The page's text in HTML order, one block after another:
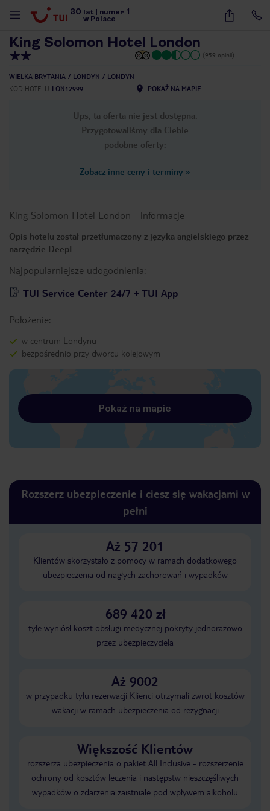
30 lat numer 1
w Polsce
19
King Solomon Hotel London
(959 opinii)
WIELKA BRYTANIA LONDYN
LONDYN
KOD HOTELU LON12999 POKAŻ NA MAPIE
Ups, ta oferta nie jest dostępna.
Przygotowaliśmy dla Ciebie
podobne oferty:
Zobacz inne ceny i terminy »
King Solomon Hotel London - informacje
Opis hotelu został przetłumaczony z języka angielskiego przez
narzędzie DeepL
Najpopularniejsze udogodnienia:
TUI Service Center 24/7 + TUI App
Położenie:
w centrum Londynu
bezpośrednio przy dworcu kolejowym
Pokaż na mapie
Rozszerz ubezpieczenie i ciesz się wakacjami w
pełni
Aż 57 201
Klientów skorzystało z pomocy w ramach dodatkowego
ubezpieczenia od nagłych zachorowań i wypadków
689 420 zł
tyle wyniósł koszt obsługi medycznej pokryty jednorazowo
przez ubezpieczyciela
Aż 9002
w przypadku tylu rezerwacji Klienci otrzymali zwrot kosztów
wakacji w ramach ubezpieczenia od rezygnacji
Większość Klientów
rozszerza ubezpieczenia o pakiet All Inclusive - rozszerzenie
ochrony od kosztów leczenia i następstw nieszczęśliwych
wypadków o zdarzenia zaistniałe pod wpływem alkoholu